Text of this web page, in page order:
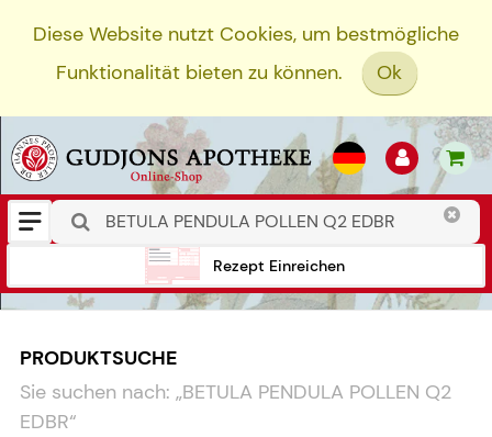
Diese Website nutzt Cookies, um bestmögliche
Funktionalität bieten zu können.
Ok
Rezept Einreichen
PRODUKTSUCHE
Sie suchen nach: „BETULA PENDULA POLLEN Q2
EDBR“